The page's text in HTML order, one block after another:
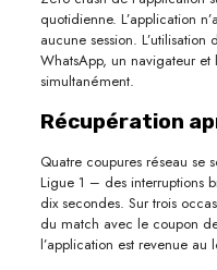
quotidienne. L’application
aucune session.
WhatsApp, un navigateur et
simultanément.
Récupération
Quatre coupures réseau se
Ligue 1 – des interruptions
dix secondes. Sur trois
du match avec le coupon
l’application est revenue